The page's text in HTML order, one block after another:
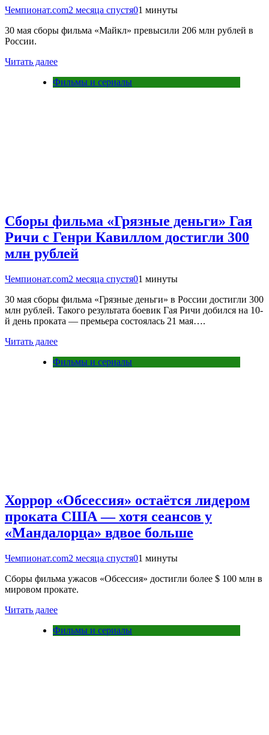
Чемпионат.com2 месяца спустя01 минуты
30 мая сборы фильма «Майкл» превысили 206 млн рублей в
России.
Читать далее
Фильмы и сериалы
Сборы фильма «Грязные деньги» Гая
Ричи с Генри Кавиллом достигли 300
млн рублей
Чемпионат.com2 месяца спустя01 минуты
30 мая сборы фильма «Грязные деньги» в России достигли 300
млн рублей. Такого результата боевик Гая Ричи добился на 10-
й день проката — премьера состоялась 21 мая….
Читать далее
Фильмы и сериалы
Хоррор «Обсессия» остаётся лидером
проката США — хотя сеансов у
«Мандалорца» вдвое больше
Чемпионат.com2 месяца спустя01 минуты
Сборы фильма ужасов «Обсессия» достигли более $ 100 млн в
мировом прокате.
Читать далее
Фильмы и сериалы